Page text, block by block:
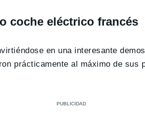
coche eléctrico francés
en una interesante
prácticamente al máximo de sus